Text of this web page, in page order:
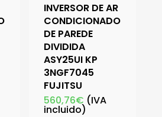
INVERSOR DE AR
CONDICIONADO
DE PAREDE
DIVIDIDA
ASY25UI KP
3NGF7045
FUJITSU
560,76€ (IVA
incluido)